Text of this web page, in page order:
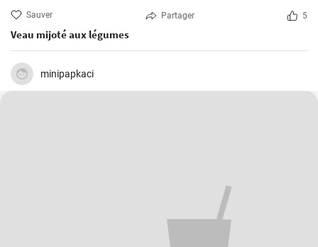
Sauver Partager 5
Veau mijoté aux légumes
minipapkaci